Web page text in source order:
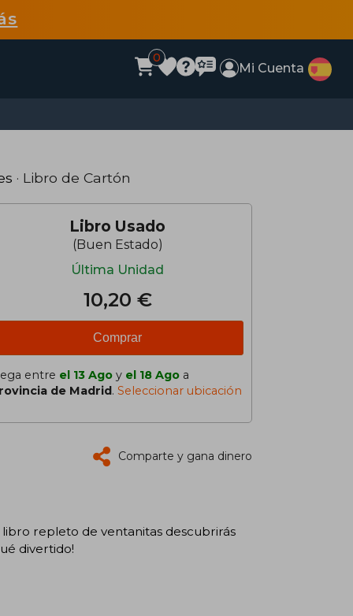
0
Mi Cuenta
· Libro de Cartón
Libro Usado
(Buen Estado)
Última Unidad
10,20 €
Comprar
entre el 13 Ago y el 18 Ago a
de Madrid. Seleccionar ubicación
Comparte y gana dinero
repleto de ventanitas descubrirás
divertido!